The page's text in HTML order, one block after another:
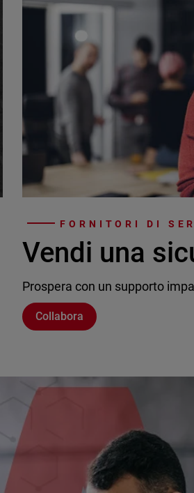
FORNITORI DI
Vendi una
Prospera con un supporto
Collabora